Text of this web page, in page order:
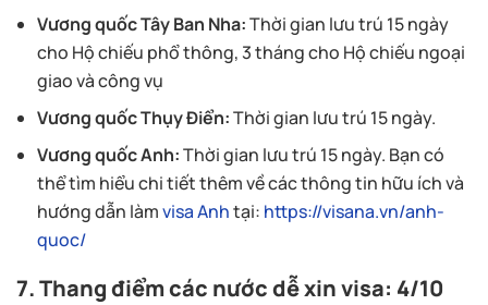
Vương quốc Tây Ban Nha:Thời gian lưu trú 15 ngày
cho Hộ chiếu phổ thông, 3 tháng cho Hộ chiếu ngoại
giao và công vụ
Vương quốc Thụy Điển:Thời gian lưu trú 15 ngày.
Vương quốc Anh:Thời gian lưu trú 15 ngày. Bạn có
thể tìm hiểu chi tiết thêm về các thông tin hữu ích và
hướng dẫn làmvisa Anhtại: https://visana.vn/anh-
quoc/
7. Thang điểm các nước dễ xin visa: 4/10